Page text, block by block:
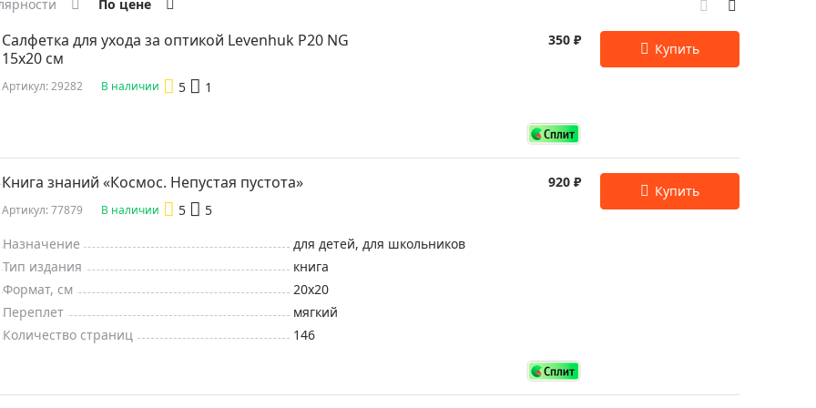
для приборов ночного
оптики по специальным
Лазерные дальномеры
Экшн-камеры
Фотооборудование
Мерч
Приборы для обслуживания сетей
Детекторы проводки
Измерители параметров окружающей
среды
Термометры кулинарные (термощупы)
Теодолиты
По цене
Салфетка для ухода за оптикой Levenhuk P20 NG
15x20 см
350 ₽
Артикул: 29282 В наличии 5 1
Книга знаний «Космос. Непустая пустота» 920 ₽
Назначение
для детей, для школьников
Тип издания
книга
Формат, см
20x20
Переплет
мягкий
Количество страниц
146
Артикул: 77879 В наличии 5 5